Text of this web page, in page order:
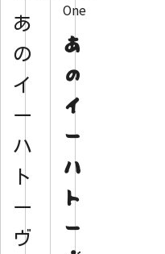
あ
の
イ
ー
ハ
ト
ー
ヴ
One
あ
の
イ
ー
ハ
ト
ー